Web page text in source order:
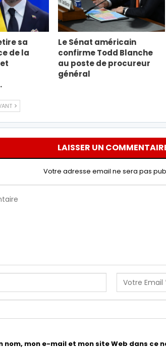
sa
de la
Le Sénat américain
confirme Todd Blanche
au poste de procureur
général
LAISSER UN
Votre adresse email ne sera pas
nom, mon e-mail et mon site Web dans ce